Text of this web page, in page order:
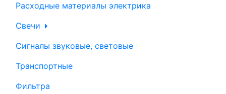
Расходные материалы электрика
Свечи
Сигналы звуковые, световые
Транспортные
Фильтра